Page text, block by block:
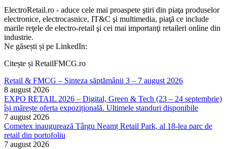
ElectroRetail.ro - aduce cele mai proaspete ştiri din piaţa produselor
electronice, electrocasnice, IT&C şi multimedia, piaţă ce include
marile reţele de electro-retail şi cei mai importanţi retaileri online din
industrie.
Ne găsești și pe LinkedIn:
Citește și RetailFMCG.ro
Retail & FMCG – Sinteza săptămânii 3 – 7 august 2026
8 august 2026
EXPO RETAIL 2026 – Digital, Green & Tech (23 – 24 septembrie)
își mărește oferta expozițională. Ultimele standuri disponibile
7 august 2026
Cometex inaugurează Târgu Neamț Retail Park, al 18-lea parc de
retail din portofoliu
7 august 2026